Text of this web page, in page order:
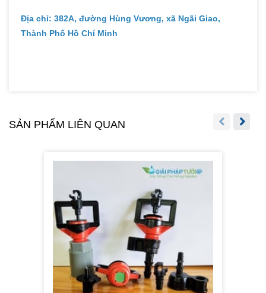
Địa chỉ: 382A, đường Hùng Vương, xã Ngãi Giao,
Thành Phố Hồ Chí Minh
SẢN PHẨM LIÊN QUAN